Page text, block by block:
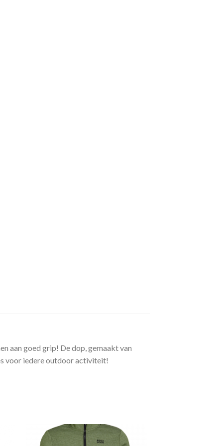
aan goed grip! De dop, gemaakt van
voor iedere outdoor activiteit!